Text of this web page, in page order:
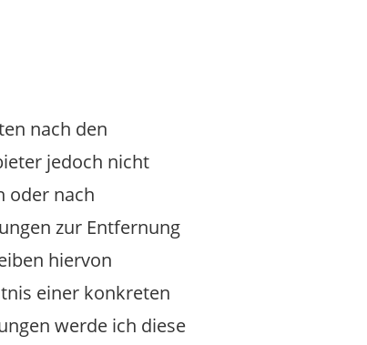
nach den
jedoch nicht
oder nach
zur Entfernung
hiervon
einer konkreten
werde ich diese